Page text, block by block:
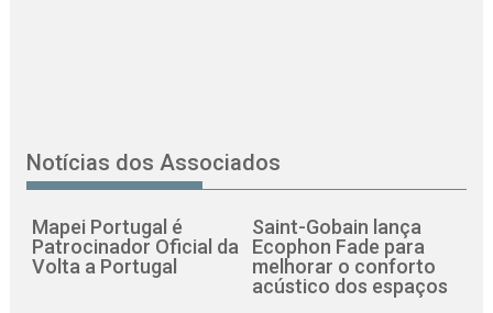
Notícias dos Associados
Mapei Portugal é
Patrocinador Oficial da
Volta a Portugal
Saint-Gobain lança
Ecophon Fade para
melhorar o conforto
acústico dos espaços